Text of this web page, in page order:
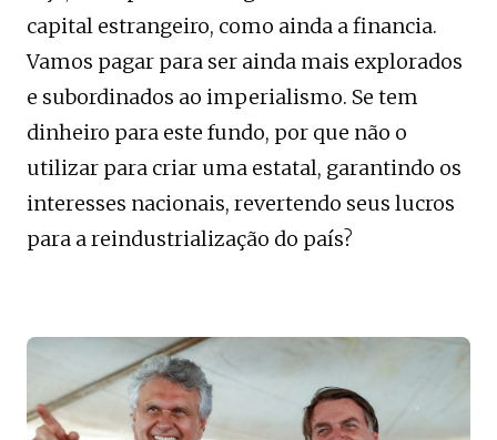
capital estrangeiro, como ainda a financia.
Vamos pagar para ser ainda mais explorados
e subordinados ao imperialismo. Se tem
dinheiro para este fundo, por que não o
utilizar para criar uma estatal, garantindo os
interesses nacionais, revertendo seus lucros
para a reindustrialização do país?